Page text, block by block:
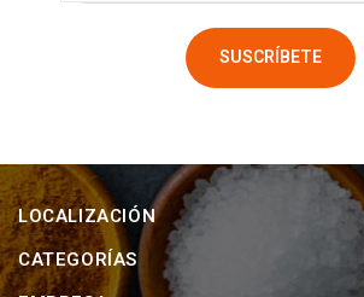
LOCALIZACIÓN
CATEGORÍAS